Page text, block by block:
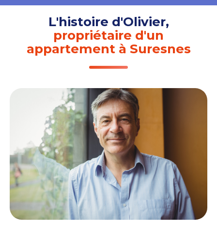
L'histoire d'Olivier,
propriétaire d'un
appartement à Suresnes